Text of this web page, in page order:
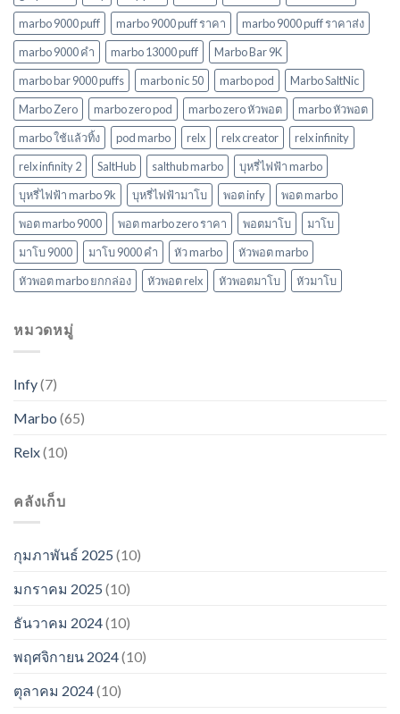
ใหม่
ล่าสุด
ในปี
2568
marbo 9000 puff
marbo 9000 puff ราคา
marbo 9000 puff ราคาส่ง
marbo 9000 คํา
marbo 13000 puff
Marbo Bar 9K
marbo bar 9000 puffs
marbo nic 50 marbo pod
Marbo SaltNic
Marbo Zero
marbo zero pod marbo zero หัวพอต
marbo หัวพอต
marbo ใช้แล้วทิ้ง
pod marbo relx relx creator
relx infinity
relx infinity 2
SaltHub salthub marbo
บุหรี่ไฟฟ้า marbo
บุหรี่ไฟฟ้า marbo 9k
บุหรี่ไฟฟ้ามาโบ พอต infy
พอต marbo
พอต marbo 9000
พอต marbo zero ราคา พอตมาโบ
มาโบ
มาโบ 9000
มาโบ 9000 คํา หัว marbo
หัวพอต marbo
หัวพอต marbo ยกกล่อง
หัวพอต relx หัวพอตมาโบ หัวมาโบ
หมวดหมู่
Infy(7)
Marbo (65)
Relx(10)
คลังเก็บ
กุมภาพันธ์ 2025 (10)
มกราคม 2025 (10)
ธันวาคม 2024(10)
พฤศจิกายน 2024(10)
ตุลาคม 2024(10)